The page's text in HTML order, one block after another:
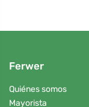
Ferwer
Quiénes somos
Mayorista